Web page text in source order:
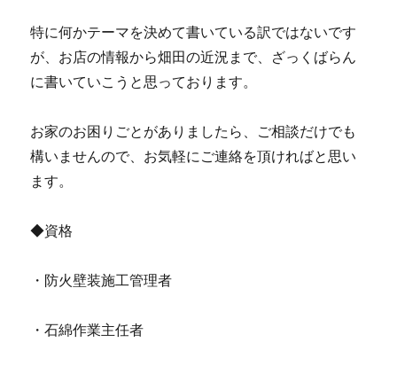
特に何かテーマを決めて書いている訳ではないです
が、お店の情報から畑田の近況まで、ざっくばらん
に書いていこうと思っております。
お家のお困りごとがありましたら、ご相談だけでも
構いませんので、お気軽にご連絡を頂ければと思い
ます。
◆資格
・防火壁装施工管理者
・石綿作業主任者